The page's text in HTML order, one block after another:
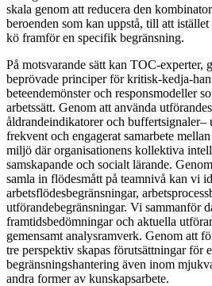
skala genom att reducera den
beroenden som kan uppstå, till att
kö framför en specifik begränsning.
På motsvarande sätt kan TOC-experter,
beprövade principer för kritisk-kedja-
beteendemönster och responsmodeller
arbetssätt. Genom att använda
åldrandeindikatorer och buffertsignaler–
frekvent och engagerat samarbete
miljö där organisationens kollektiva
samskapande och socialt lärande.
samla in flödesmått på teamnivå kan vi
arbetsflödesbegränsningar,
utförandebegränsningar. Vi sammanför
framtidsbedömningar och aktuella
gemensamt analysramverk. Genom att
tre perspektiv skapas förutsättningar för
begränsningshantering även inom
andra former av kunskapsarbete.